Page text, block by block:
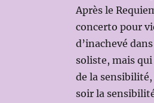
Après le
concerto pour
d’inachevé
soliste, mais
de la sensibilité,
soir la